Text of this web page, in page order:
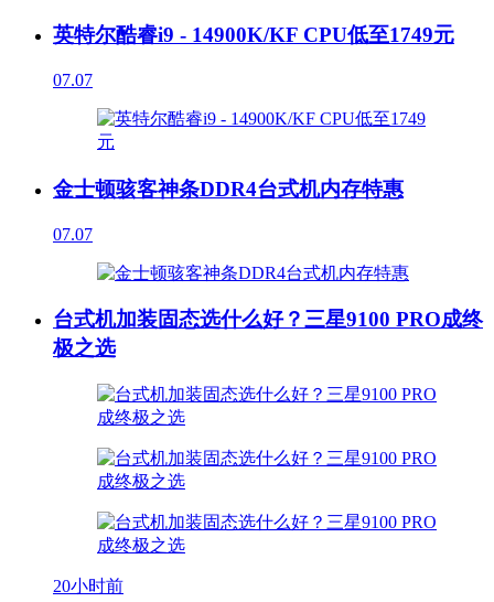
英特尔酷睿i9 - 14900K/KF CPU低至1749元
07.07
金士顿骇客神条DDR4台式机内存特惠
07.07
台式机加装固态选什么好？三星9100 PRO成终
极之选
20小时前